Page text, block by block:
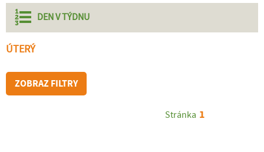
DEN VTÝDNU
ÚTERÝ
ZOBRAZ FILTRY
Stránka 1